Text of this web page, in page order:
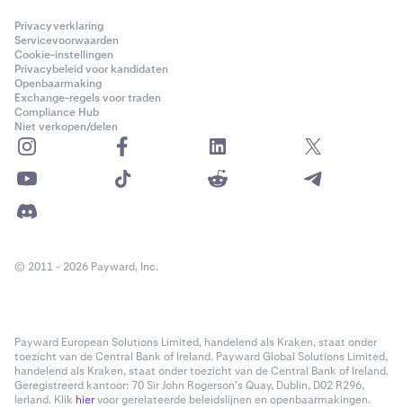
Privacyverklaring
Servicevoorwaarden
Cookie-instellingen
Privacybeleid voor kandidaten
Openbaarmaking
Exchange-regels voor traden
Compliance Hub
Niet verkopen/delen
© 2011 - 2026 Payward, Inc.
Payward European Solutions Limited, handelend als Kraken, staat onder
toezicht van de Central Bank of Ireland. Payward Global Solutions Limited,
handelend als Kraken, staat onder toezicht van de Central Bank of Ireland.
Geregistreerd kantoor: 70 Sir John Rogerson’s Quay, Dublin, D02 R296,
Ierland. Klik hiervoor gerelateerde beleidslijnen en openbaarmakingen.